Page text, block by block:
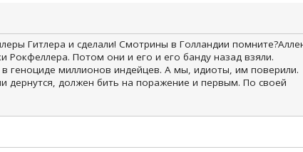
Гитлера и сделали! Смотрины в Голландии
Рокфеллера. Потом они и его и его банду назад взяли.
в геноциде миллионов индейцев. А мы, идиоты, им поверили.
дернутся, должен бить на поражение и первым. По своей